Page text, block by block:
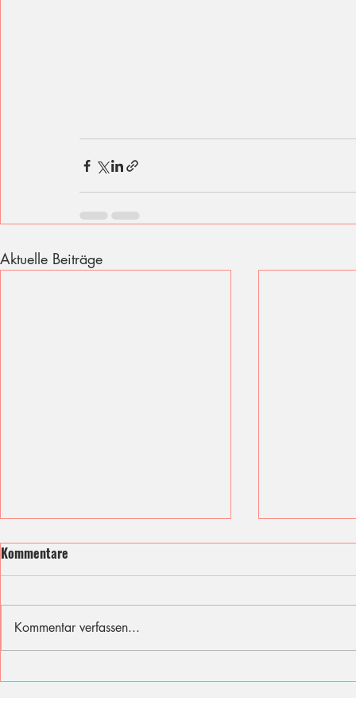
Aktuelle Beiträge
Ich fühle mit den Opfern des
Sommer,
Kommentare
Kommentar verfassen...